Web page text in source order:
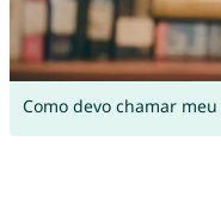
Como devo chamar